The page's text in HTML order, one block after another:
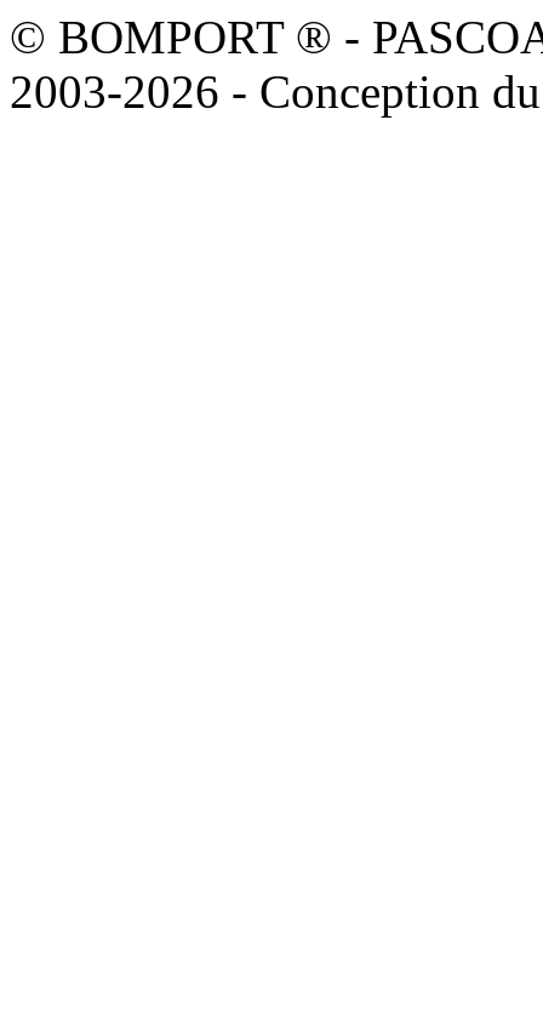
© BOMPORT ® -
2003-2026 - Conception